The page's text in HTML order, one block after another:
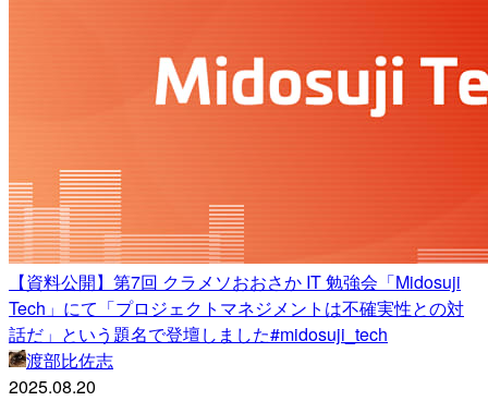
【資料公開】第7回 クラメソおおさか IT 勉強会「Midosuji
Tech」にて「プロジェクトマネジメントは不確実性との対
話だ」という題名で登壇しました#midosuji_tech
渡部比佐志
2025.08.20